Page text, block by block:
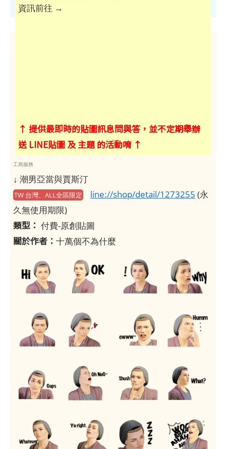
資訊前往 →
↑ 提供最即時的貼圖訊息問與答，並不定期舉辦
送 LINE貼圖 及 主題 的活動唷 ↑
工商服務
↓ 潮男亞當與賈斯汀
TW 台灣、ALL全區限定 line://shop/detail/1273255 (永
久無使用期限)
類型： 付費-原創貼圖
關於作者： 十萬個不為什麼